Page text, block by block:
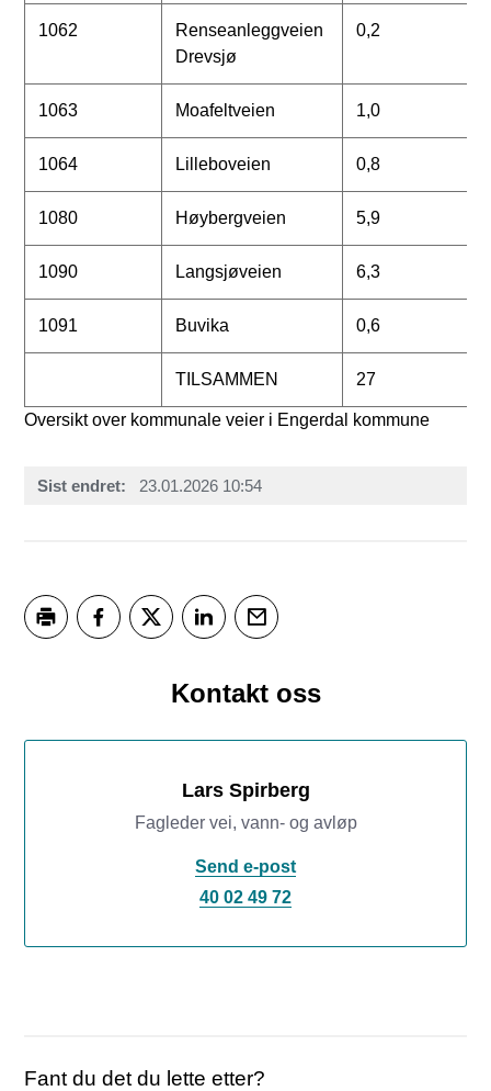
1062
Renseanleggveien
Drevsjø
0,2
1063 Moafeltveien 1,0
1064 Lilleboveien 0,8
1080 Høybergveien 5,9
1090 Langsjøveien 6,3
1091 Buvika 0,6
TILSAMMEN 27
Oversikt over kommunale veier i Engerdal kommune
Sist endret 23.01.2026 10:54
Kontakt oss
Lars Spirberg
Fagleder vei, vann- og avløp
Send e-post
40 02 49 72
Fant du det du lette etter?